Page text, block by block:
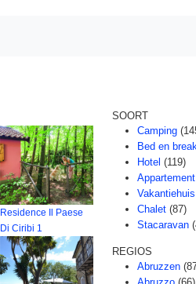
Residence Il Paese
Di Ciribi 1
SOORT
Camping
Bed en
Hotel (119)
Appartement
Vakantiehuis
Chalet (87)
Stacaravan
REGIOS
Abruzzen